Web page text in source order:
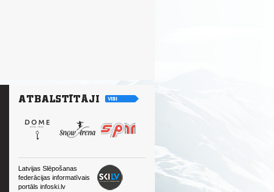
Latvijas Slēpošanas
federācijas informatīvais
portāls infoski.lv